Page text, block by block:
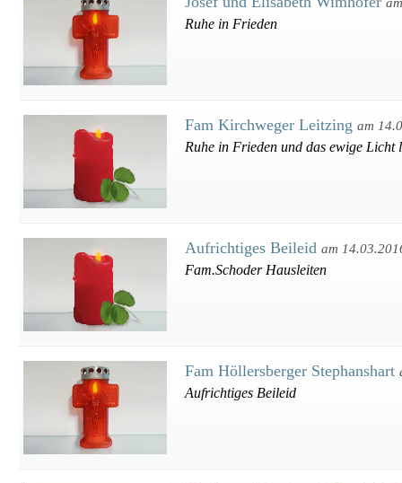
Ruhe in Frieden
Fam Kirchweger Leitzing am
Ruhe in Frieden und das ewige Licht
Aufrichtiges Beileid am
Fam.Schoder Hausleiten
Fam Höllersberger Stephanshart
Aufrichtiges Beileid